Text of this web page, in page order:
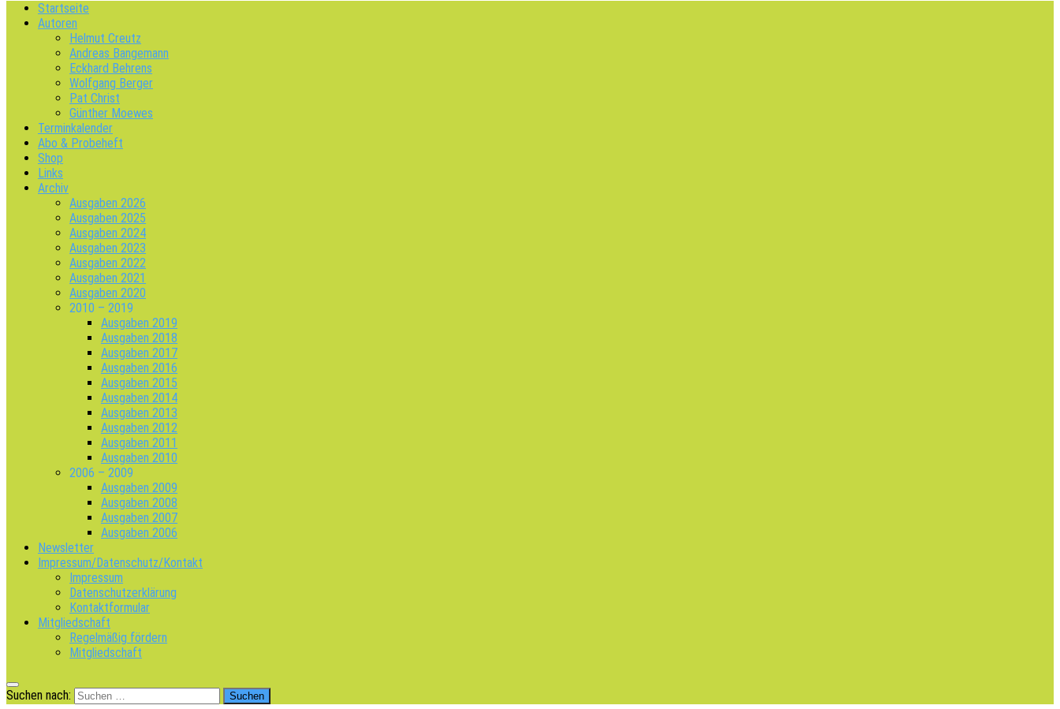
Startseite
Autoren
Helmut Creutz
Andreas Bangemann
Eckhard Behrens
Wolfgang Berger
Pat Christ
Günther Moewes
Terminkalender
Abo & Probeheft
Shop
Links
Archiv
Ausgaben 2026
Ausgaben 2025
Ausgaben 2024
Ausgaben 2023
Ausgaben 2022
Ausgaben 2021
Ausgaben 2020
2010 – 2019
Ausgaben 2019
Ausgaben 2018
Ausgaben 2017
Ausgaben 2016
Ausgaben 2015
Ausgaben 2014
Ausgaben 2013
Ausgaben 2012
Ausgaben 2011
Ausgaben 2010
2006 – 2009
Ausgaben 2009
Ausgaben 2008
Ausgaben 2007
Ausgaben 2006
Newsletter
Impressum/Datenschutz/Kontakt
Impressum
Datenschutzerklärung
Kontaktformular
Mitgliedschaft
Regelmäßig fördern
Mitgliedschaft
Suchen nach: